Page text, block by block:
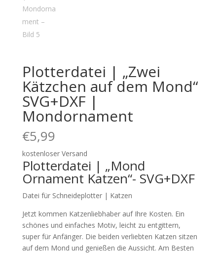
Plotterdatei | „Zwei
Kätzchen auf dem Mond“
SVG+DXF |
Mondornament
€5,99
kostenloser Versand
Plotterdatei | „Mond
Ornament Katzen“- SVG+DXF
Datei für Schneideplotter | Katzen
Jetzt kommen Katzenliebhaber auf Ihre Kosten. Ein
schönes und einfaches Motiv, leicht zu entgittern,
super für Anfänger. Die beiden verliebten Katzen sitzen
auf dem Mond und genießen die Aussicht. Am Besten